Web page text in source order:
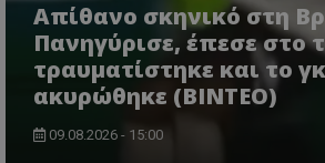
Απίθανο σκηνικό στη
Πανηγύρισε, έπεσε στο
τραυματίστηκε και το
ακυρώθηκε (BINTEO)
09.08.2026 - 15:00